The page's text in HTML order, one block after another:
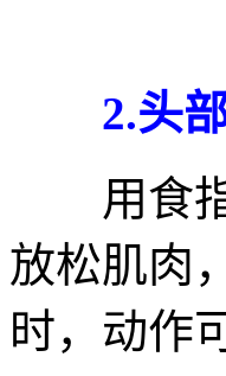
2.头
用食指
放松肌肉
时，动作